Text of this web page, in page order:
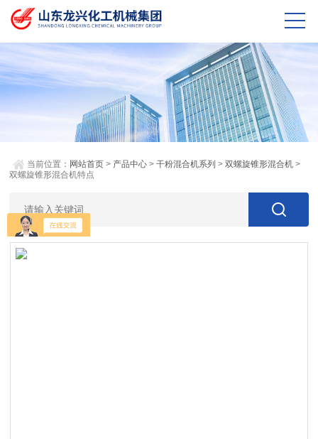
当前位置： 网站首页 > 产品中心 >干粉混合机系列 >双螺旋锥形混合机 >
双螺旋锥形混合机特点